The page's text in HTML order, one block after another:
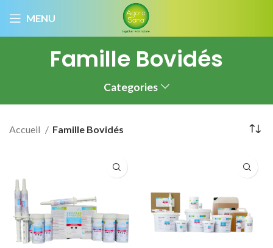
MENU
Famille Bovidés
Categories
Accueil Famille Bovidés